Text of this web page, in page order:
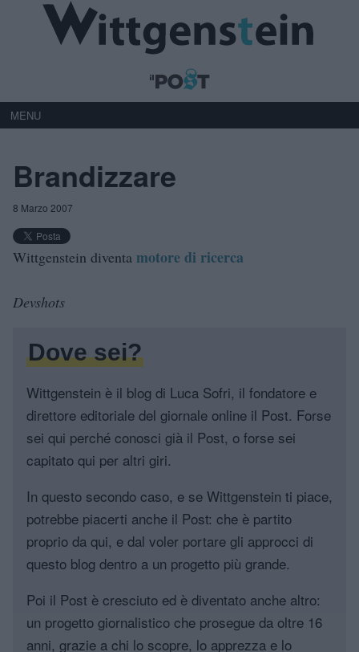
MENU
Brandizzare
8 Marzo 2007
Wittgenstein diventa motore di ricerca
Devshots
Dove sei?
Wittgenstein è il blog di Luca Sofri, il fondatore e
direttore editoriale del giornale online il Post. Forse
sei qui perché conosci già il Post, o forse sei
capitato qui per altri giri.
In questo secondo caso, e se Wittgenstein ti piace,
potrebbe piacerti anche il Post: che è partito
proprio da qui, e dal voler portare gli approcci di
questo blog dentro a un progetto più grande.
Poi il Post è cresciuto ed è diventato anche altro:
un progetto giornalistico che prosegue da oltre 16
anni, grazie a chi lo scopre, lo apprezza e lo